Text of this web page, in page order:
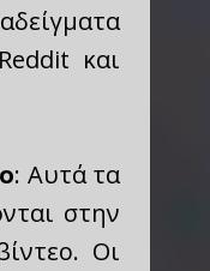
και
: Αυτά τα
στην
Οι